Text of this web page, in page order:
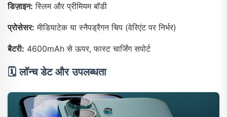
डिज़ाइन: स्लिम और प्रीमियम बॉडी
प्रोसेसर: मीडियाटेक या स्नैपड्रैगन चिप (वेरिएंट पर निर्भर)
बैटरी: 4600mAh से ऊपर, फास्ट चार्जिंग सपोर्ट
🗓️लॉन्च डेट और उपलब्धता